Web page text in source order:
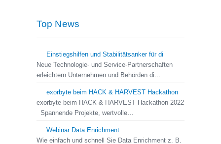
Top News
Einstiegshilfen und Stabilitätsanker für di
Neue Technologie- und Service-Partnerschaften
erleichtern Unternehmen und Behörden di…
exorbyte beim HACK & HARVEST Hackathon
exorbyte beim HACK & HARVEST Hackathon 2022
Spannende Projekte, wertvolle…
Webinar Data Enrichment
Wie einfach und schnell Sie Data Enrichment z. B.